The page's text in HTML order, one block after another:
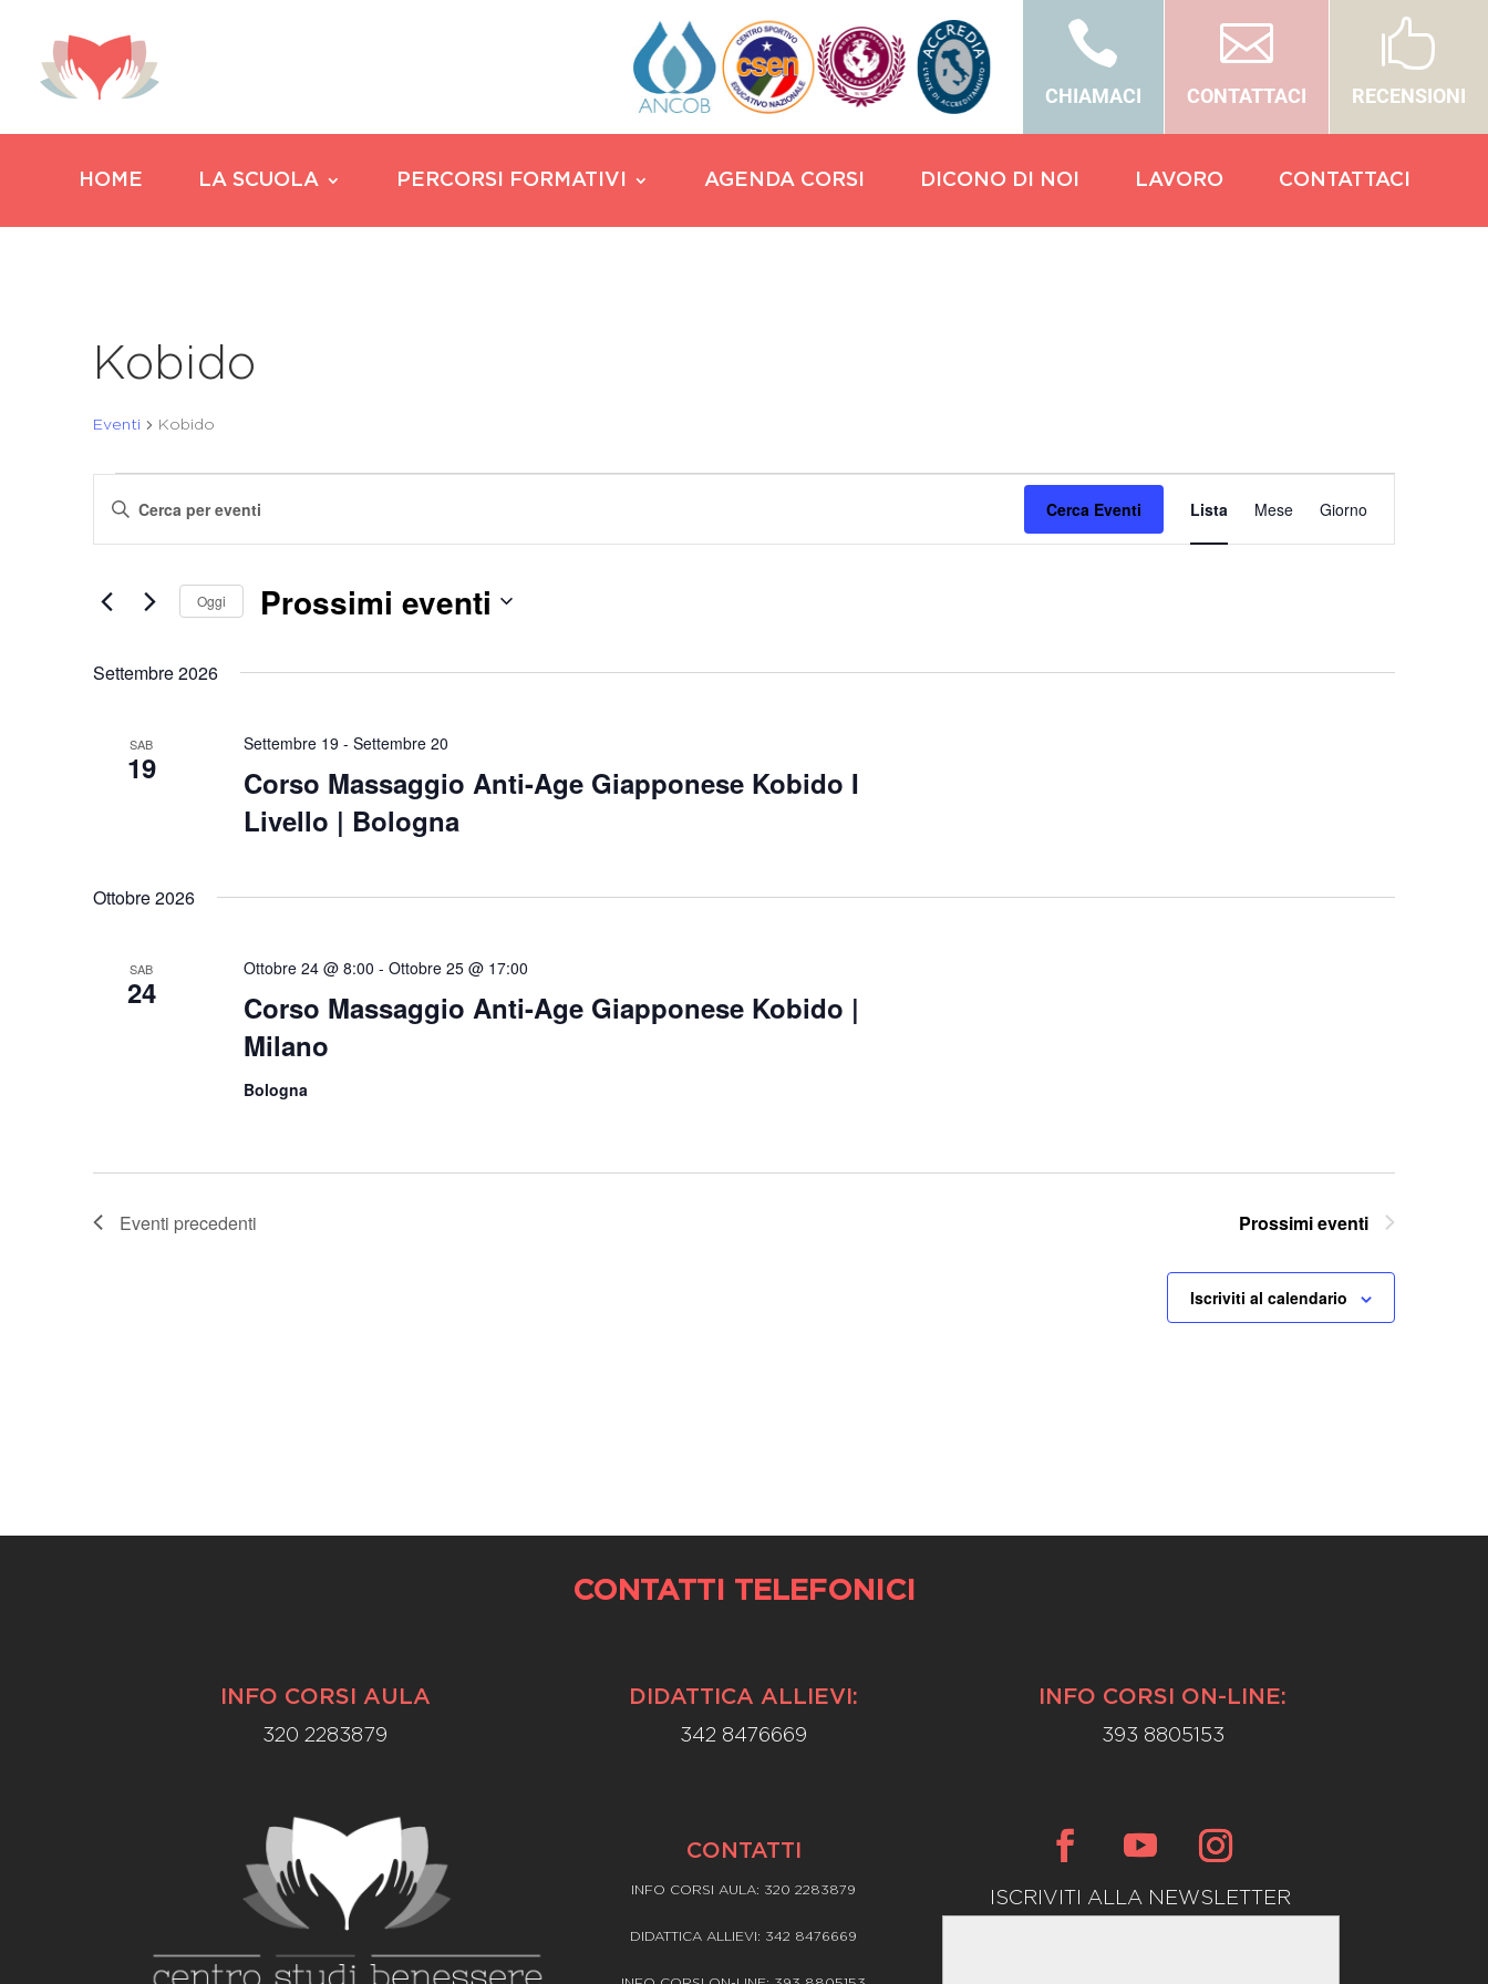

CHIAMACI

CONTATTACI

RECENSIONI
HOME LA SCUOLA PERCORSI FORMATIVI AGENDA CORSI DICONO DI NOI LAVORO CONTATTACI
Kobido
Eventi Kobido
Ricerca
e
Navigazione
Inserisci
Cerca
per
Chiave.
Cerca Eventi
Viste
Lista Mese Giorno
Oggi Prossimi eventi
la
Settembre 2026
SAB
19
Corso Massaggio Anti-Age Giapponese Kobido I
Livello | Bologna
Settembre 19 - Settembre 20
Ottobre 2026
SAB
24
Corso Massaggio Anti-Age Giapponese Kobido |
Milano
Ottobre 24 @ 8:00 - Ottobre 25 @ 17:00
Bologna
Eventi precedenti Prossimi eventi
Iscriviti al calendario
CONTATTI TELEFONICI
INFO CORSI AULA
320 2283879
DIDATTICA ALLIEVI:
342 8476669
INFO CORSI ON-LINE:
393 8805153
CONTATTI
INFO CORSI AULA: 320 2283879
DIDATTICA ALLIEVI: 342 8476669
ISCRIVITI ALLA NEWSLETTER